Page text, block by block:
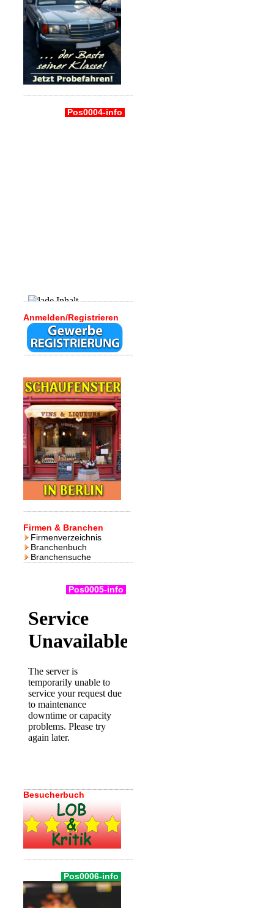
Pos0004-info
Anmelden/Registrieren
Firmen & Branchen
Firmenverzeichnis
Branchenbuch
Branchensuche
Pos0005-info
Besucherbuch
Pos0006-info